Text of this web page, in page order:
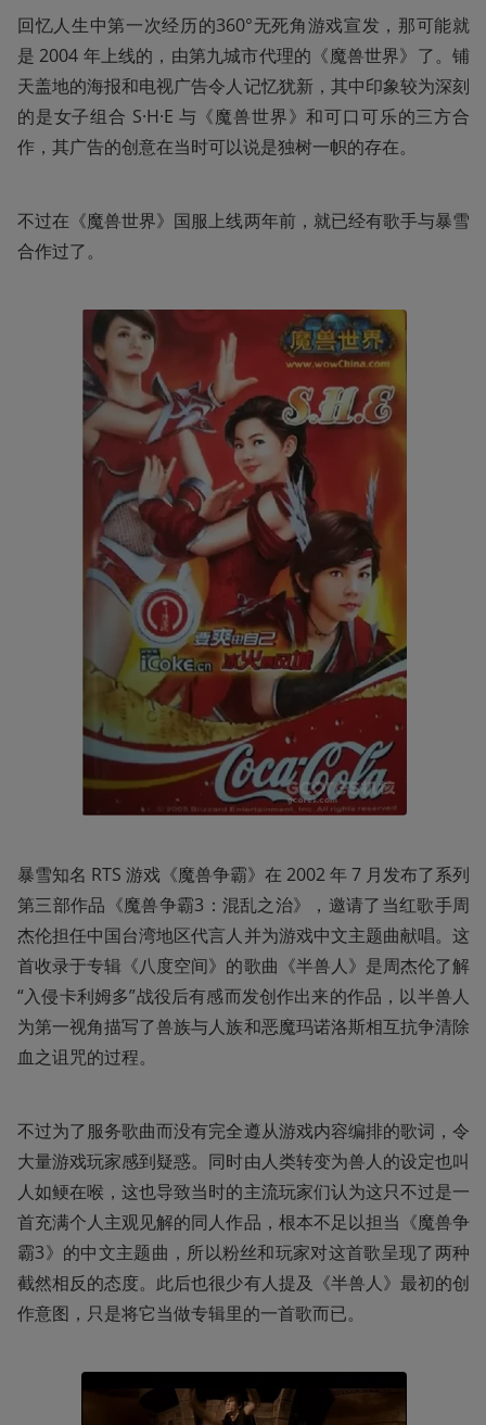
回忆人生中第一次经历的360°无死角游戏宣发，那可能就
是 2004 年上线的，由第九城市代理的《魔兽世界》了。铺
天盖地的海报和电视广告令人记忆犹新，其中印象较为深刻
的是女子组合 S·H·E 与《魔兽世界》和可口可乐的三方合
作，其广告的创意在当时可以说是独树一帜的存在。
不过在《魔兽世界》国服上线两年前，就已经有歌手与暴雪
合作过了。
暴雪知名 RTS 游戏《魔兽争霸》在 2002 年 7 月发布了系列
第三部作品《魔兽争霸3：混乱之治》，邀请了当红歌手周
杰伦担任中国台湾地区代言人并为游戏中文主题曲献唱。这
首收录于专辑《八度空间》的歌曲《半兽人》是周杰伦了解
“入侵卡利姆多”战役后有感而发创作出来的作品，以半兽人
为第一视角描写了兽族与人族和恶魔玛诺洛斯相互抗争清除
血之诅咒的过程。
不过为了服务歌曲而没有完全遵从游戏内容编排的歌词，令
大量游戏玩家感到疑惑。同时由人类转变为兽人的设定也叫
人如鲠在喉，这也导致当时的主流玩家们认为这只不过是一
首充满个人主观见解的同人作品，根本不足以担当《魔兽争
霸3》的中文主题曲，所以粉丝和玩家对这首歌呈现了两种
截然相反的态度。此后也很少有人提及《半兽人》最初的创
作意图，只是将它当做专辑里的一首歌而已。